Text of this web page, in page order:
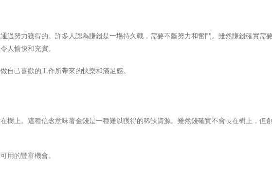
過努力獲得的。許多人認為賺錢是一場持久戰，需要不斷努力和奮鬥。雖然賺錢確實需
人愉快和充實。
自己喜歡的工作所帶來的快樂和滿足感。
樹上。這種信念意味著金錢是一種難以獲得的稀缺資源。雖然錢確實不會長在樹上，但
用的豐富機會。